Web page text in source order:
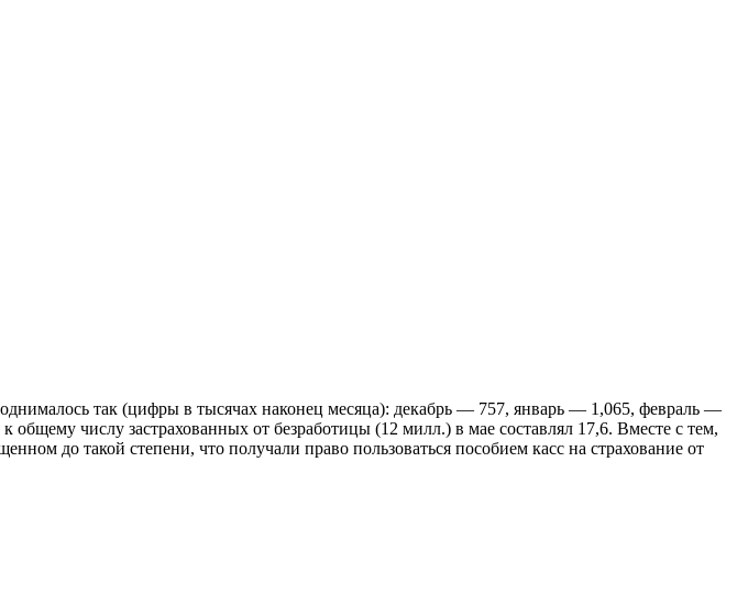
так (цифры в тысячах наконец месяца): декабрь — 757, январь — 1,065, февраль —
числу застрахованных от безработицы (12 милл.) в мае составлял 17,6. Вместе с тем,
до такой степени, что получали право пользоваться пособием касс на страхование от